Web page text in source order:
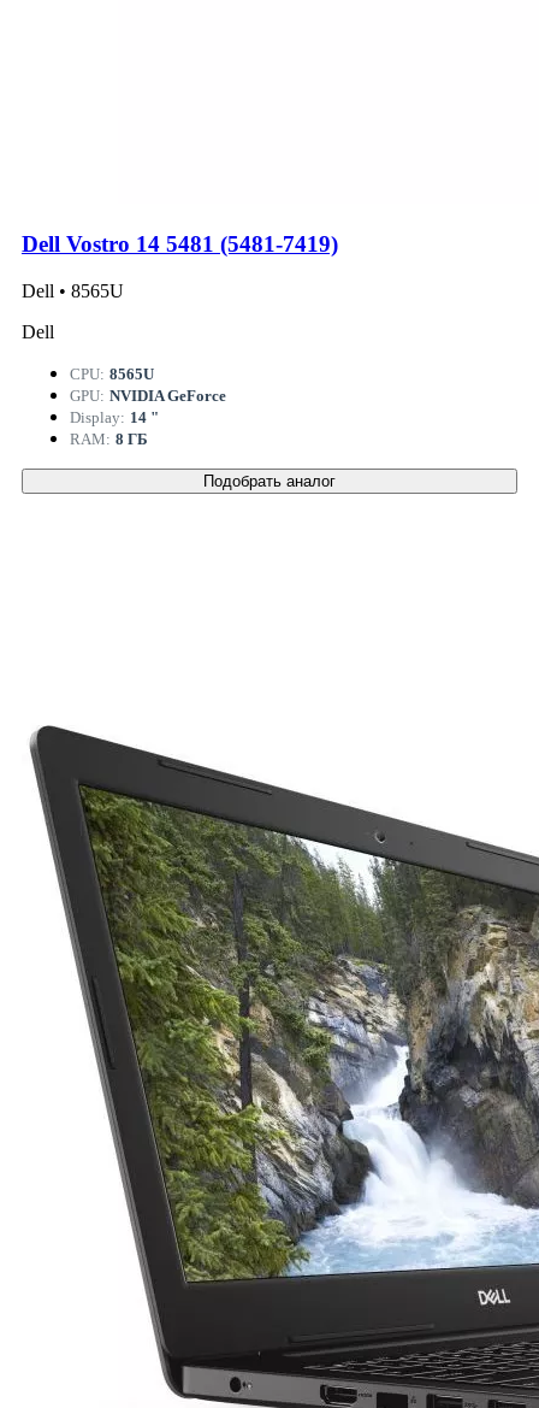
Dell Vostro 14 5481 (5481-7419)
Dell • 8565U
Dell
CPU: 8565U
GPU: NVIDIA GeForce
Display: 14 "
RAM: 8 ГБ
Подобрать аналог